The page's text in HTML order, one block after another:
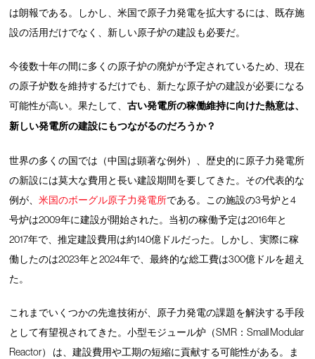
は朗報である。しかし、米国で原子力発電を拡大するには、既存施
設の活用だけでなく、新しい原子炉の建設も必要だ。
今後数十年の間に多くの原子炉の廃炉が予定されているため、現在
の原子炉数を維持するだけでも、新たな原子炉の建設が必要になる
可能性が高い。果たして、古い発電所の稼働維持に向けた熱意は、
新しい発電所の建設にもつながるのだろうか？
世界の多くの国では（中国は顕著な例外）、歴史的に原子力発電所
の新設には莫大な費用と長い建設期間を要してきた。その代表的な
例が、米国のボーグル原子力発電所である。この施設の3号炉と4
号炉は2009年に建設が開始された。当初の稼働予定は2016年と
2017年で、推定建設費用は約140億ドルだった。しかし、実際に稼
働したのは2023年と2024年で、最終的な総工費は300億ドルを超え
た。
これまでいくつかの先進技術が、原子力発電の課題を解決する手段
として有望視されてきた。小型モジュール炉（SMR：Small Modular
Reactor） は、建設費用や工期の短縮に貢献する可能性がある。ま